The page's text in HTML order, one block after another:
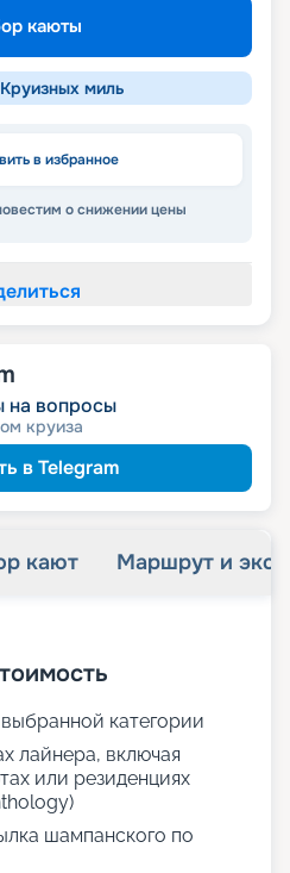
каюты
Круизных миль
в избранное
о снижении цены
на вопросы
круиза
в Telegram
кают Маршрут и
категории
лайнера, включая
или резиденциях
шампанского по